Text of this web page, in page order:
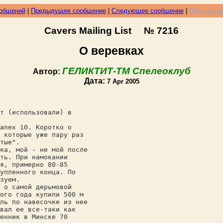
| Предыдущее сообщение| Следующее сообщение|
Cavers Mailing List № 7216
О веревках
Автор: ГЕЛИКТИТ-ТМ Спелеоклуб
Дата: 7 Apr 2005
(использовали) в
10. Коротко о
уже пару раз
мой - не мой после
При намокании
примерно 80-85
конца. По
самой дерьмовой
года купили 500 м
по навесочке из нее
ее все-таки как
в Минске 70